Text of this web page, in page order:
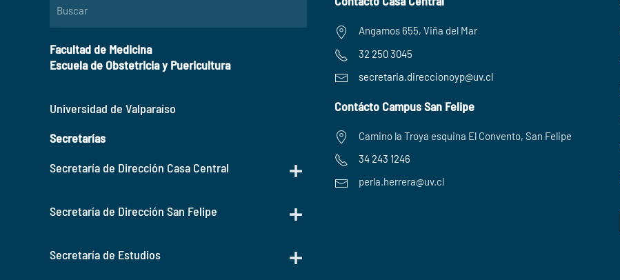
Facultad de Medicina
Escuela de Obstetricia y Puericultura
Universidad de Valparaíso
Secretarías
Secretaría de Dirección Casa Central
Secretaría de Dirección San Felipe
Secretaría de Estudios
Angamos 655, Viña del Mar
32 250 3045
secretaria.direccionoyp@uv.cl
Contácto Campus San Felipe
Camino la Troya esquina El Convento, San Felipe
34 243 1246
perla.herrera@uv.cl